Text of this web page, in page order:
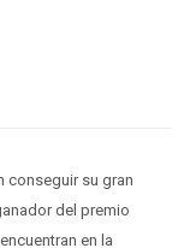
conseguir su gran
del premio
en la